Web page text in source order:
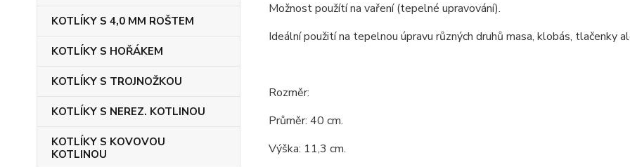
KOTLÍKY S 4,0 MM ROŠTEM
KOTLÍKY S HOŘÁKEM
KOTLÍKY S TROJNOŽKOU
KOTLÍKY S NEREZ. KOTLINOU
KOTLÍKY S KOVOVOU
KOTLINOU
Možnost použítí na vaření (tepelné upravování).
Ideální použití na tepelnou úpravu různých druhů masa, klobás, tlačenky
Rozměr:
Průměr: 40 cm.
Výška: 11,3 cm.